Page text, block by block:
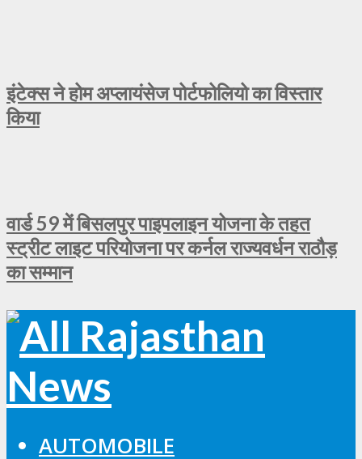
इंटेक्स ने होम अप्लायंसेज पोर्टफोलियो का विस्तार
किया
वार्ड 59 में बिसलपुर पाइपलाइन योजना के तहत
स्ट्रीट लाइट परियोजना पर कर्नल राज्यवर्धन राठौड़
का सम्मान
AUTOMOBILE